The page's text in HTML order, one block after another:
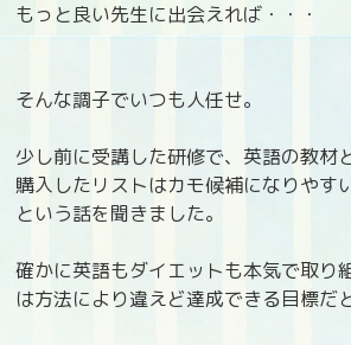
もっと良い先生に出会えれば・・・
そんな調子でいつも人任せ。
少し前に受講した研修で、英語の教材
購入したリストはカモ候補になりやすい
という話を聞きました。
確かに英語もダイエットも本気で取り
は方法により違えど達成できる目標だ